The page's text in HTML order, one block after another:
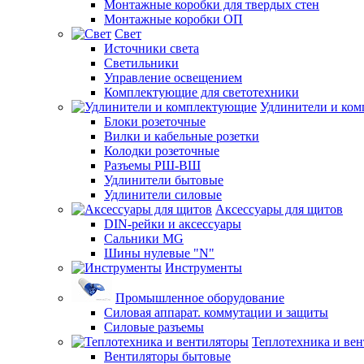
Монтажные коробки для твердых стен
Монтажные коробки ОП
Свет
Источники света
Светильники
Управление освещением
Комплектующие для светотехники
Удлинители и
Блоки розеточные
Вилки и кабельные розетки
Колодки розеточные
Разъемы РШ-ВШ
Удлинители бытовые
Удлинители силовые
Аксессуары для щитов
DIN-рейки и аксессуары
Сальники MG
Шины нулевые "N"
Инструменты
Промышленное оборудование
Силовая аппарат. коммутации и защиты
Силовые разъемы
Теплотехника и
Вентиляторы бытовые